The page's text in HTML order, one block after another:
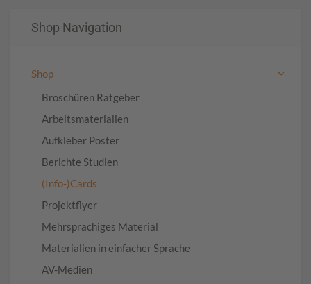
Shop Navigation
Shop
Broschüren Ratgeber
Arbeitsmaterialien
Aufkleber Poster
Berichte Studien
(Info-)Cards
Projektflyer
Mehrsprachiges Material
Materialien in einfacher Sprache
AV-Medien